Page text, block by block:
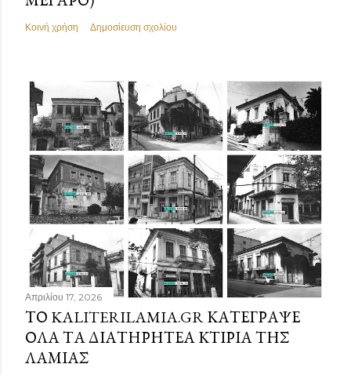
Κοινή χρήση Δημοσίευση σχολίου
Απριλίου 17, 2026
ΤΟ KALITERILAMIA.GR ΚΑΤΈΓΡΑΨΕ
ΌΛΑ ΤΑ ΔΙΑΤΗΡΗΤΈΑ ΚΤΊΡΙΑ ΤΗΣ
ΛΑΜΊΑΣ